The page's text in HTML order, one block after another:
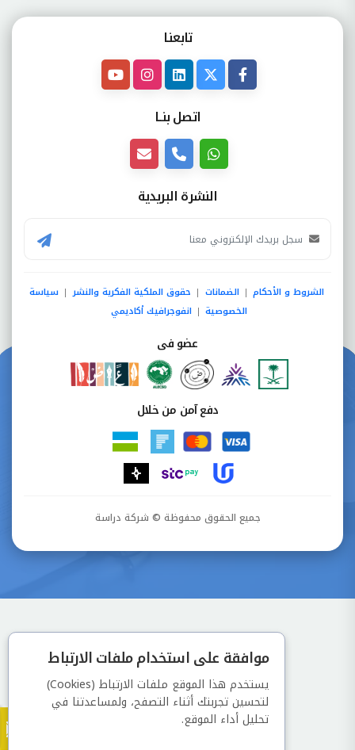
تابعنـا
اتصل بنــا
النشرة البريدية
الشروط و الأحكام | الضمانات | حقوق الملكية الفكرية والنشر | سياسة
الخصوصية | انفوجرافيك أكاديمي
عضو فى
دفع آمن من خلال
جميع الحقوق محفوظة © شركة دراسة
موافقة على استخدام ملفات الارتباط
يستخدم هذا الموقع ملفات الارتباط (Cookies)
لتحسين تجربتك أثناء التصفح، ولمساعدتنا في
تحليل أداء الموقع.